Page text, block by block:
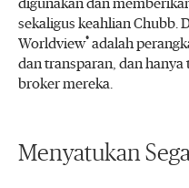
digunakan dan
sekaligus keahlian Chubb.
Worldview® adalah
dan transparan, dan
broker mereka.
Menyatukan